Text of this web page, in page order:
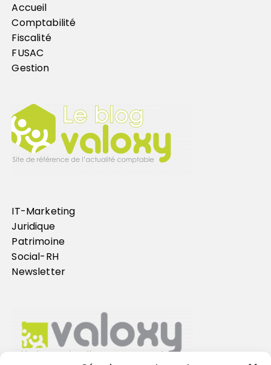
Accueil
Comptabilité
Fiscalité
FUSAC
Gestion
IT-Marketing
Juridique
Patrimoine
Social-RH
Newsletter